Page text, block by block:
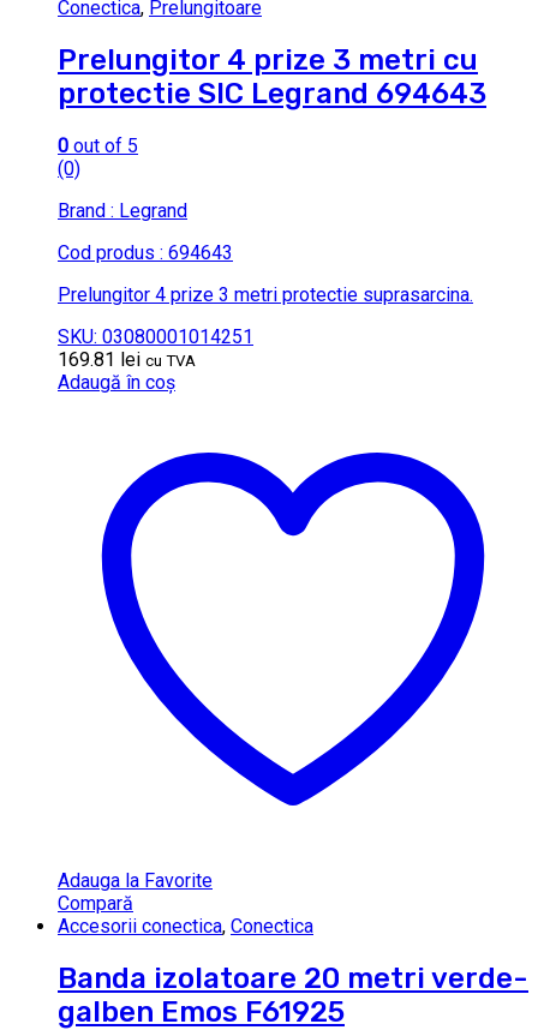
Conectica, Prelungitoare
Prelungitor 4 prize 3 metri cu
protectie SIC Legrand 694643
0 out of 5
(0)
Brand : Legrand
Cod produs : 694643
Prelungitor 4 prize 3 metri protectie suprasarcina.
SKU: 03080001014251
169.81 lei cu TVA
Adaugă în coș
Adauga la Favorite
Compară
Accesorii conectica, Conectica
Banda izolatoare 20 metri verde-
galben Emos F61925